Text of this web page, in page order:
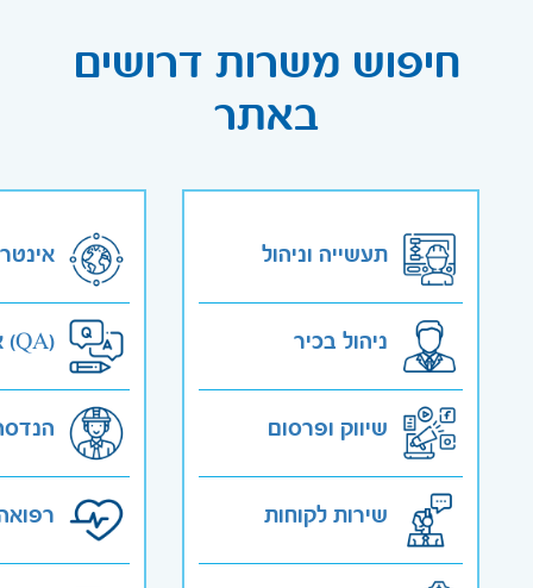
חיפוש משרות דרושים
באתר
תעשייה וניהול
ניהול בכיר
שיווק ופרסום
שירות לקוחות
אבטחת איכות (QA)